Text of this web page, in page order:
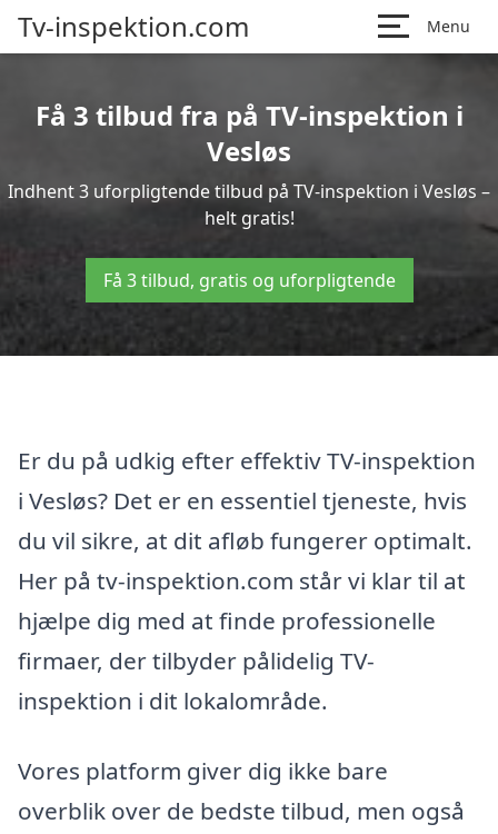
Tv-inspektion.com Menu
Få 3 tilbud fra på TV-inspektion i
Vesløs
Indhent 3 uforpligtende tilbud på TV-inspektion i Vesløs –
helt gratis!
Få 3 tilbud, gratis og uforpligtende
Er du på udkig efter effektiv TV-inspektion
i Vesløs? Det er en essentiel tjeneste, hvis
du vil sikre, at dit afløb fungerer optimalt.
Her på tv-inspektion.com står vi klar til at
hjælpe dig med at finde professionelle
firmaer, der tilbyder pålidelig TV-
inspektion i dit lokalområde.
Vores platform giver dig ikke bare
overblik over de bedste tilbud, men også